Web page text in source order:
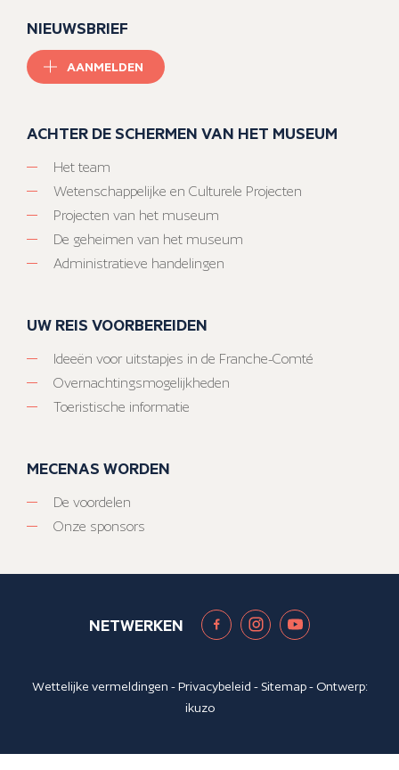
NIEUWSBRIEF
AANMELDEN
ACHTER DE SCHERMEN VAN HET MUSEUM
Het team
Wetenschappelijke en Culturele Projecten
Projecten van het museum
De geheimen van het museum
Administratieve handelingen
UW REIS VOORBEREIDEN
Ideeën voor uitstapjes in de Franche-Comté
Overnachtingsmogelijkheden
Toeristische informatie
MECENAS WORDEN
De voordelen
Onze sponsors
NETWERKEN
Wettelijke vermeldingen -Privacybeleid - Sitemap- Ontwerp:
ikuzo